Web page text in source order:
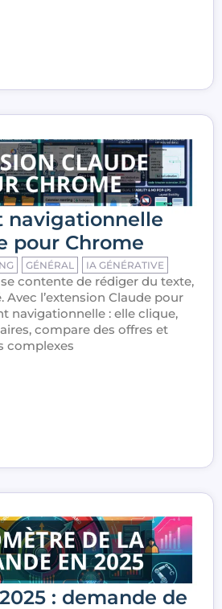
navigationnelle
pour Chrome
GÉNÉRAL IA GÉNÉRATIVE
se contente de rédiger du texte,
Avec l’extension Claude pour
navigationnelle : elle clique,
compare des offres et
complexes
: demande de